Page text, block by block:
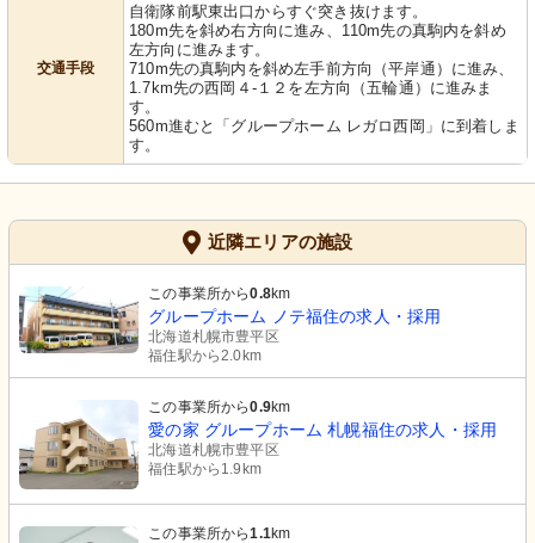
交通手段
自衛隊前駅東出口からすぐ突き抜けます。
180m先を斜め右方向に進み、110m先の真駒内を斜め
左方向に進みます。
710m先の真駒内を斜め左手前方向（平岸通）に進み、
1.7km先の西岡４-１２を左方向（五輪通）に進みま
す。
560m進むと「グループホーム レガロ西岡」に到着しま
す。
近隣エリアの施設
この事業所から0.8km
グループホーム ノテ福住の求人・採用
北海道札幌市豊平区
福住駅から2.0km
この事業所から0.9km
愛の家 グループホーム 札幌福住の求人・採用
北海道札幌市豊平区
福住駅から1.9km
この事業所から1.1km